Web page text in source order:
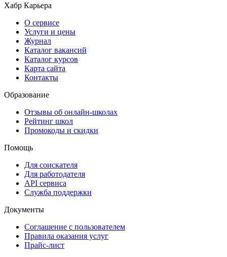
Хабр Карьера
О сервисе
Услуги и цены
Журнал
Каталог вакансий
Каталог курсов
Карта сайта
Контакты
Образование
Отзывы об онлайн-школах
Рейтинг школ
Промокоды и скидки
Помощь
Для соискателя
Для работодателя
API сервиса
Служба поддержки
Документы
Соглашение с пользователем
Правила оказания услуг
Прайс-лист